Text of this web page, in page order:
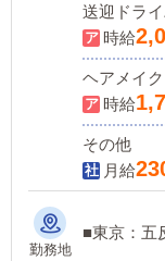
送迎ドラ
時給
ヘアメイク
時給
その他
月給
勤務地
■東京：五